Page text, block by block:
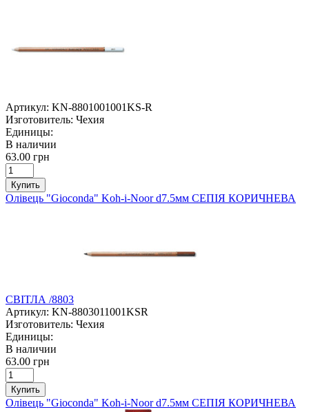
Артикул: KN-8801001001KS-R
Изготовитель: Чехия
Единицы:
В наличии
63.00 грн
Купить
Олівець "Gioconda" Koh-i-Noor d7.5мм СЕПІЯ КОРИЧНЕВА
СВІТЛА /8803
Артикул: KN-8803011001KSR
Изготовитель: Чехия
Единицы:
В наличии
63.00 грн
Купить
Олівець "Gioconda" Koh-i-Noor d7.5мм СЕПІЯ КОРИЧНЕВА